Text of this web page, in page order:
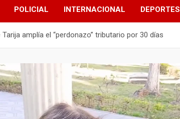
POLICIAL INTERNACIONAL DEPORTES
amplía el “perdonazo” tributario por 30 días